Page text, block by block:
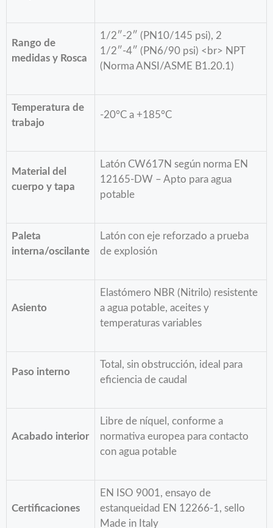
Rango de
medidas y Rosca
1/2″-2″ (PN10/145 psi), 2
1/2″-4″ (PN6/90 psi) <br> NPT
(Norma ANSI/ASME B1.20.1)
Temperatura de
trabajo
-20°C a +185°C
Material del
cuerpo y tapa
Latón CW617N según norma EN
12165-DW – Apto para agua
potable
Paleta
interna/oscilante
Latón con eje reforzado a prueba
de explosión
Asiento
Elastómero NBR (Nitrilo) resistente
a agua potable, aceites y
temperaturas variables
Paso interno
Total, sin obstrucción, ideal para
eficiencia de caudal
Acabado interior
Libre de níquel, conforme a
normativa europea para contacto
con agua potable
Certificaciones
EN ISO 9001, ensayo de
estanqueidad EN 12266-1, sello
Made in Italy